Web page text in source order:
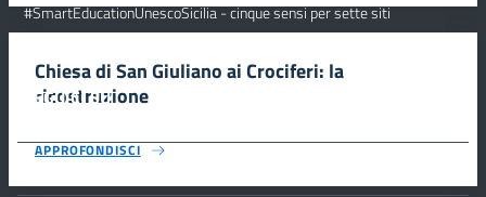
Chiesa di San Giuliano ai Crociferi: la
ricostruzione
APPROFONDISCI
#SmartEducationUnescoSicilia - cinque sensi per sette siti
SEGUICI SU